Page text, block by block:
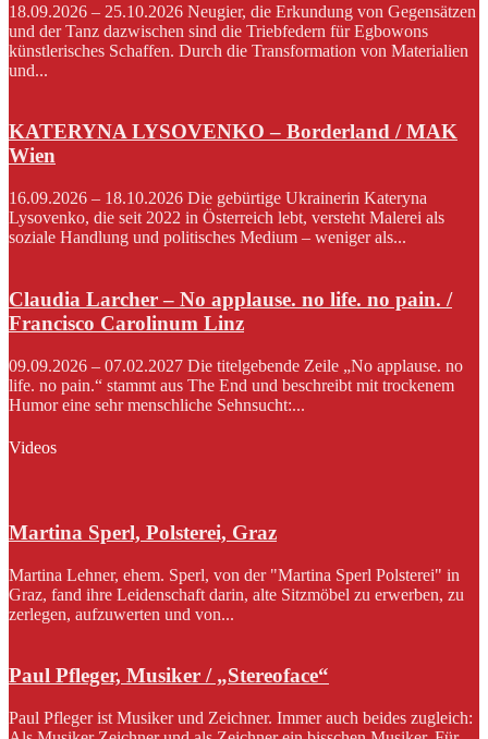
18.09.2026 – 25.10.2026 Neugier, die Erkundung von Gegensätzen
und der Tanz dazwischen sind die Triebfedern für Egbowons
künstlerisches Schaffen. Durch die Transformation von Materialien
und...
KATERYNA LYSOVENKO – Borderland / MAK
Wien
16.09.2026 – 18.10.2026 Die gebürtige Ukrainerin Kateryna
Lysovenko, die seit 2022 in Österreich lebt, versteht Malerei als
soziale Handlung und politisches Medium – weniger als...
Claudia Larcher – No applause. no life. no pain. /
Francisco Carolinum Linz
09.09.2026 – 07.02.2027 Die titelgebende Zeile „No applause. no
life. no pain.“ stammt aus The End und beschreibt mit trockenem
Humor eine sehr menschliche Sehnsucht:...
Videos
Martina Sperl, Polsterei, Graz
Martina Lehner, ehem. Sperl, von der "Martina Sperl Polsterei" in
Graz, fand ihre Leidenschaft darin, alte Sitzmöbel zu erwerben, zu
zerlegen, aufzuwerten und von...
Paul Pfleger, Musiker / „Stereoface“
Paul Pfleger ist Musiker und Zeichner. Immer auch beides zugleich: